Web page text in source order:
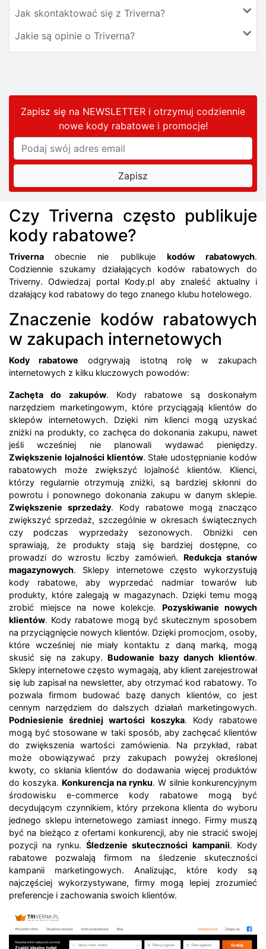
Jak skontaktować się z Triverna?
Jakie są opinie o Triverna?
Zapisz się na NEWSLETTER i otrzymuj codziennie
nowe kody rabatowei promocje!
Czy Triverna często publikuje
kody rabatowe?
Trivernaobecnie nie publikuje kodów rabatowych.
Codziennie szukamy działających kodów rabatowych do
Triverny. Odwiedzaj portal Kody.pl aby znaleść aktualny i
dzałający kod rabatowy do tego znanego klubu hotelowego.
Znaczenie kodów rabatowych
w zakupach internetowych
Kody rabatowe odgrywają istotną rolę w zakupach
internetowych z kilku kluczowych powodów:
Zachęta do zakupów. Kody rabatowe są doskonałym
narzędziem marketingowym, które przyciągają klientów do
sklepów internetowych. Dzięki nim klienci mogą uzyskać
zniżki na produkty, co zachęca do dokonania zakupu, nawet
jeśli wcześniej nie planowali wydawać pieniędzy.
Zwiększenie lojalności klientów. Stałe udostępnianie kodów
rabatowych może zwiększyć lojalność klientów. Klienci,
którzy regularnie otrzymują zniżki, są bardziej skłonni do
powrotu i ponownego dokonania zakupu w danym sklepie.
Zwiększenie sprzedaży. Kody rabatowe mogą znacząco
zwiększyć sprzedaż, szczególnie w okresach świątecznych
czy podczas wyprzedaży sezonowych. Obniżki cen
sprawiają, że produkty stają się bardziej dostępne, co
prowadzi do wzrostu liczby zamówień. Redukcja stanów
magazynowych. Sklepy internetowe często wykorzystują
kody rabatowe, aby wyprzedać nadmiar towarów lub
produkty, które zalegają w magazynach. Dzięki temu mogą
zrobić miejsce na nowe kolekcje. Pozyskiwanie nowych
klientów. Kody rabatowe mogą być skutecznym sposobem
na przyciągnięcie nowych klientów. Dzięki promocjom, osoby,
które wcześniej nie miały kontaktu z daną marką, mogą
skusić się na zakupy. Budowanie bazy danych klientów.
Sklepy internetowe często wymagają, aby klient zarejestrował
się lub zapisał na newsletter, aby otrzymać kod rabatowy. To
pozwala firmom budować bazę danych klientów, co jest
cennym narzędziem do dalszych działań marketingowych.
Podniesienie średniej wartości koszyka. Kody rabatowe
mogą być stosowane w taki sposób, aby zachęcać klientów
do zwiększenia wartości zamówienia. Na przykład, rabat
może obowiązywać przy zakupach powyżej określonej
kwoty, co skłania klientów do dodawania więcej produktów
do koszyka. Konkurencja na rynku. W silnie konkurencyjnym
środowisku e-commerce kody rabatowe mogą być
decydującym czynnikiem, który przekona klienta do wyboru
jednego sklepu internetowego zamiast innego. Firmy muszą
być na bieżąco z ofertami konkurencji, aby nie stracić swojej
pozycji na rynku. Śledzenie skuteczności kampanii. Kody
rabatowe pozwalają firmom na śledzenie skuteczności
kampanii marketingowych. Analizując, które kody są
najczęściej wykorzystywane, firmy mogą lepiej zrozumieć
preferencje i zachowania swoich klientów.